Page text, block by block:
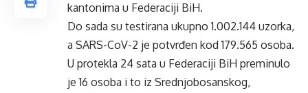
kantonima u Federaciji BiH.
Do sada su testirana ukupno 1.002.144 uzorka,
a SARS-CoV-2 je potvrđen kod 179.565 osoba.
U protekla 24 sata u Federaciji BiH preminulo
je 16 osoba i to iz Srednjobosanskog,